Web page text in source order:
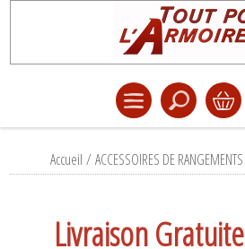
Accueil / ACCESSOIRES DE RANGEMENTS
Livraison Gratuite